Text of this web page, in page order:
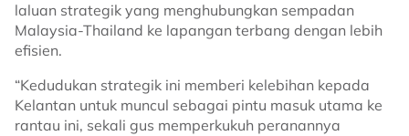
laluan strategik yang menghubungkan sempadan
Malaysia-Thailand ke lapangan terbang dengan lebih
efisien.
“Kedudukan strategik ini memberi kelebihan kepada
Kelantan untuk muncul sebagai pintu masuk utama ke
rantau ini, sekali gus memperkukuh peranannya